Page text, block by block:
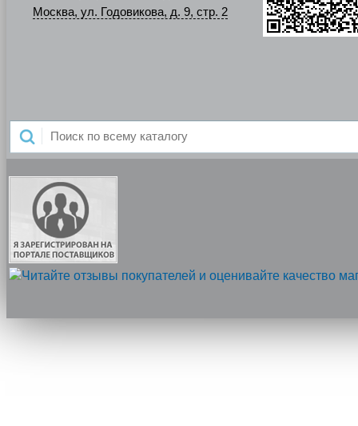
Москва, ул. Годовикова, д. 9, стр. 2